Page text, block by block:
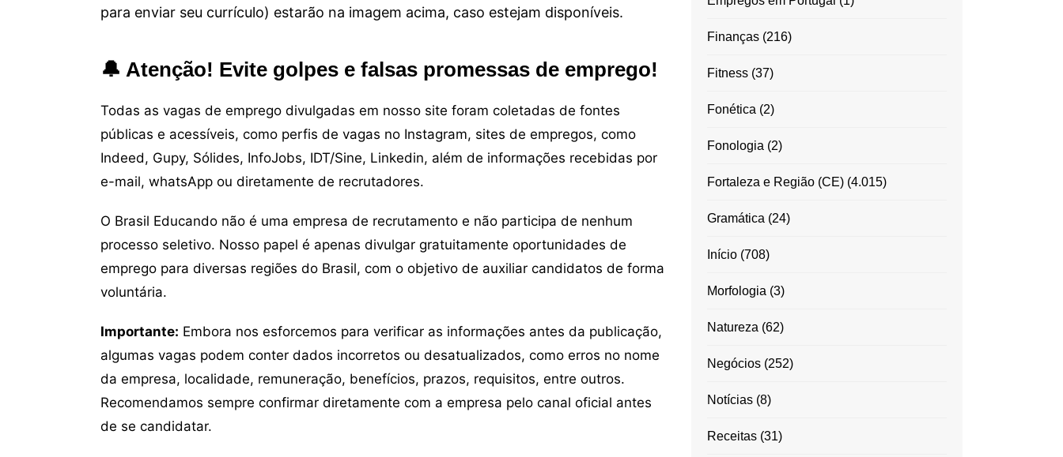
para enviar seu currículo) estarão na imagem acima, caso estejam disponíveis.
🔔 Atenção! Evite golpes e falsas promessas de emprego!
Todas as vagas de emprego divulgadas em nosso site foram coletadas de fontes
públicas e acessíveis, como perfis de vagas no Instagram, sites de empregos, como
Indeed, Gupy, Sólides, InfoJobs, IDT/Sine, Linkedin, além de informações recebidas por
e-mail, whatsApp ou diretamente de recrutadores.
O Brasil Educando não é uma empresa de recrutamento e não participa de nenhum
processo seletivo. Nosso papel é apenas divulgar gratuitamente oportunidades de
emprego para diversas regiões do Brasil, com o objetivo de auxiliar candidatos de forma
voluntária.
Importante: Embora nos esforcemos para verificar as informações antes da publicação,
algumas vagas podem conter dados incorretos ou desatualizados, como erros no nome
da empresa, localidade, remuneração, benefícios, prazos, requisitos, entre outros.
Recomendamos sempre confirmar diretamente com a empresa pelo canal oficial antes
de se candidatar.
Finanças(216)
Fitness(37)
Fonética (2)
Fonologia (2)
Fortaleza e Região (CE)(4.015)
Gramática (24)
Início(708)
Morfologia (3)
Natureza (62)
Negócios(252)
Notícias(8)
Receitas(31)